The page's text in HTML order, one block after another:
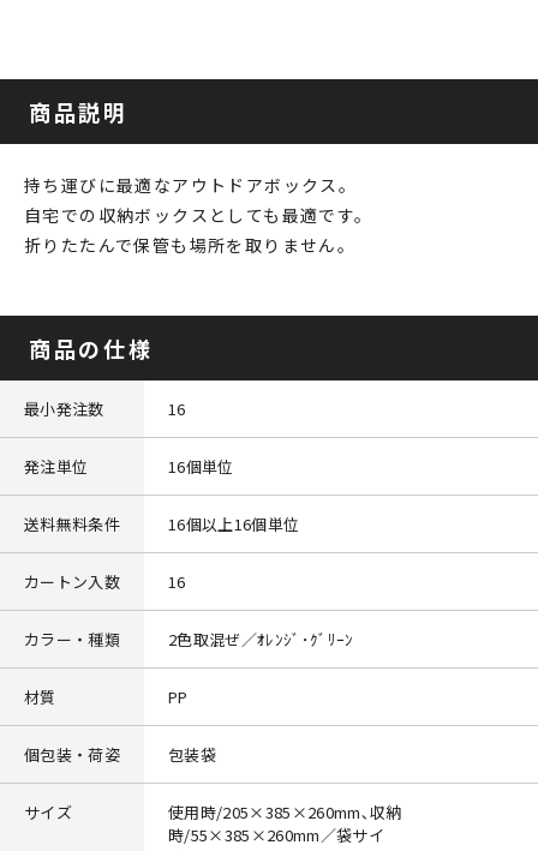
商品説明
持ち運びに最適なアウトドアボックス。
自宅での収納ボックスとしても最適です。
折りたたんで保管も場所を取りません。
商品の仕様
最小発注数 16
発注単位 16個単位
送料無料条件 16個以上16個単位
カートン入数 16
カラー・種類 2色取混ぜ／ｵﾚﾝｼﾞ･ｸﾞﾘｰﾝ
材質 PP
個包装・荷姿 包装袋
サイズ
使用時/205×385×260mm､収納
時/55×385×260mm／袋サイ